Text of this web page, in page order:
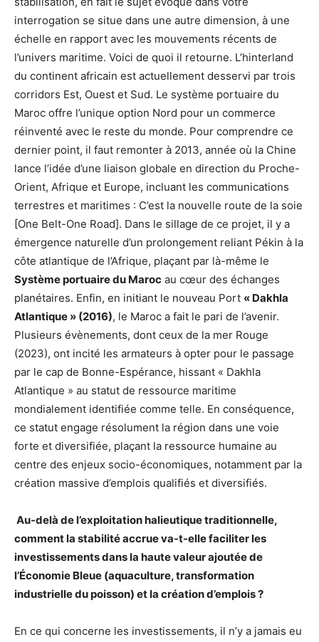
interrogation se situe dans une autre dimension, à une
échelle en rapport avec les mouvements récents de
l’univers maritime. Voici de quoi il retourne. L’hinterland
du continent africain est actuellement desservi par trois
corridors Est, Ouest et Sud. Le système portuaire du
Maroc offre l’unique option Nord pour un commerce
réinventé avec le reste du monde. Pour comprendre ce
dernier point, il faut remonter à 2013, année où la Chine
lance l’idée d’une liaison globale en direction du Proche-
Orient, Afrique et Europe, incluant les communications
terrestres et maritimes : C’est la nouvelle route de la soie
[One Belt-One Road]. Dans le sillage de ce projet, il y a
émergence naturelle d’un prolongement reliant Pékin à la
côte atlantique de l’Afrique, plaçant par là-même le
Système portuaire du Maroc au cœur des échanges
planétaires. Enfin, en initiant le nouveau Port « Dakhla
Atlantique » (2016), le Maroc a fait le pari de l’avenir.
Plusieurs évènements, dont ceux de la mer Rouge
(2023), ont incité les armateurs à opter pour le passage
par le cap de Bonne-Espérance, hissant « Dakhla
Atlantique » au statut de ressource maritime
mondialement identifiée comme telle. En conséquence,
ce statut engage résolument la région dans une voie
forte et diversifiée, plaçant la ressource humaine au
centre des enjeux socio-économiques, notamment par la
création massive d’emplois qualifiés et diversifiés.
Au-delà de l’exploitation halieutique traditionnelle,
comment la stabilité accrue va-t-elle faciliter les
investissements dans la haute valeur ajoutée de
l’Économie Bleue (aquaculture, transformation
industrielle du poisson) et la création d’emplois ?
En ce qui concerne les investissements, il n’y a jamais eu